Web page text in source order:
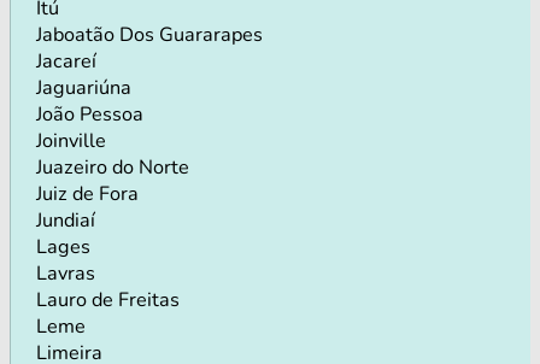
Itú
Jaboatão Dos Guararapes
Jacareí
Jaguariúna
João Pessoa
Joinville
Juazeiro do Norte
Juiz de Fora
Jundiaí
Lages
Lavras
Lauro de Freitas
Leme
Limeira